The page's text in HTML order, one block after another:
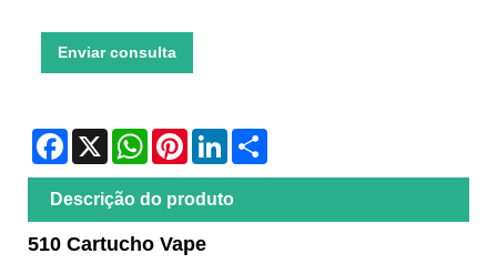
Enviar consulta
Facebook
X WhatsAppPinterestLinkedIn
Descrição do produto
510 Cartucho Vape